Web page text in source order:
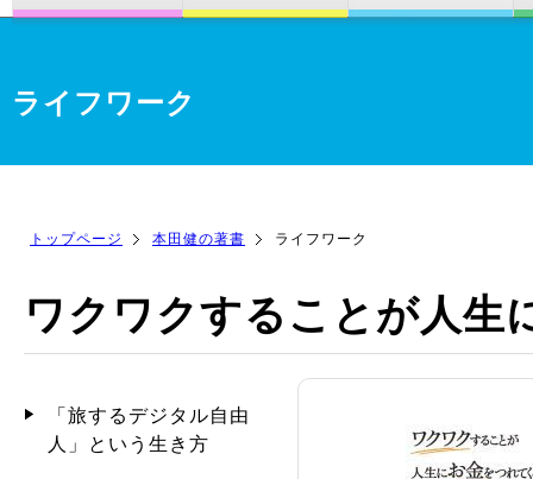
ライフワーク
トップページ 本田健の著書 ライフワーク
ワクワクすることが人生
「旅するデジタル自由
人」という生き方